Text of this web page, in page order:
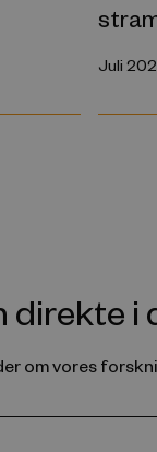
Juli
direkte i
om vores